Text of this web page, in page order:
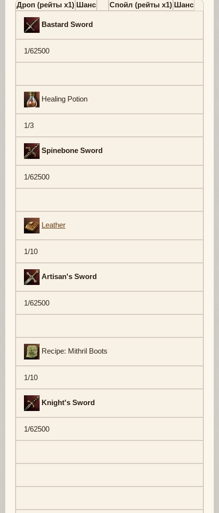
Дроп (рейты х1) Шанс Спойл (рейты х1) Шанс
Bastard Sword
1/62500
Healing Potion
1/3
Spinebone Sword
1/62500
Leather
1/10
Artisan's Sword
1/62500
Recipe: Mithril Boots
1/10
Knight's Sword
1/62500